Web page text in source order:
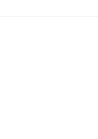
EIZO